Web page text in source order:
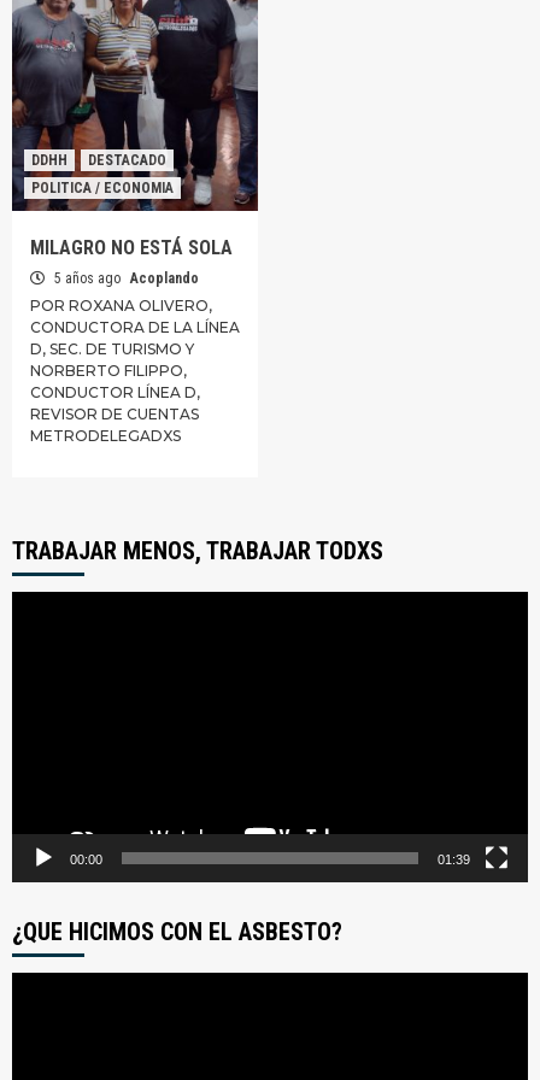
DDHH
DESTACADO
POLITICA / ECONOMIA
MILAGRO NO ESTÁ SOLA
5 años ago Acoplando
POR ROXANA OLIVERO,
CONDUCTORA DE LA LÍNEA
D, SEC. DE TURISMO Y
NORBERTO FILIPPO,
CONDUCTOR LÍNEA D,
REVISOR DE CUENTAS
METRODELEGADXS
TRABAJAR MENOS, TRABAJAR TODXS
00:00 01:39
¿QUE HICIMOS CON EL ASBESTO?